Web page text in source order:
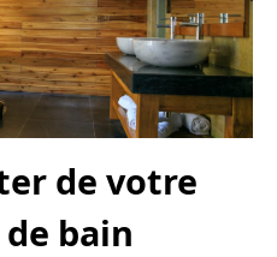
de votre
bain